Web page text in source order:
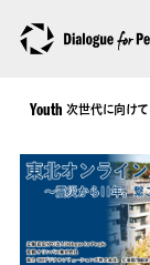
Youth 次世代に向けて